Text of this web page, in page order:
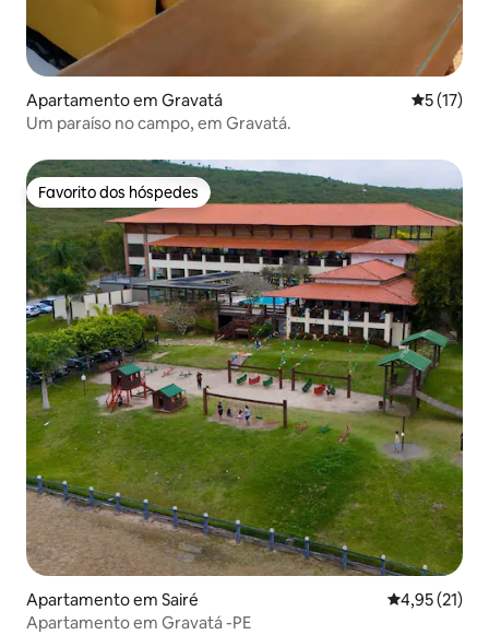
Apartamento em Gravatá
5 (17)
Um paraíso no campo, em Gravatá.
Favorito dos hóspedes
Favorito dos hóspedes
Apartamento em Sairé Classificação
4,95 (21)
Apartamento em Gravatá -PE